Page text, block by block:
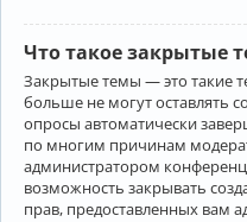
Что такое закрытые
Закрытые темы — это такие
больше не могут оставлять
опросы автоматически
по многим причинам
администратором
возможность закрывать
прав, предоставленных вам